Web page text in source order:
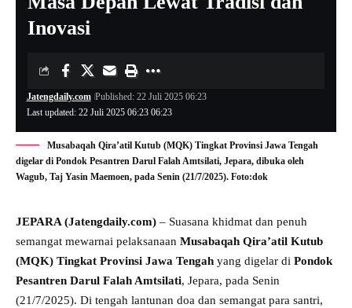
Inovasi
Last updated: 22 Juli 2025 06:23 06:23
Jatengdaily.com Published: 22 Juli 2025 06:23
Musabaqah Qira’atil Kutub (MQK) Tingkat Provinsi Jawa Tengah
digelar di Pondok Pesantren Darul Falah Amtsilati, Jepara, dibuka oleh
Wagub, Taj Yasin Maemoen, pada Senin (21/7/2025). Foto:dok
JEPARA (Jatengdaily.com) – Suasana khidmat dan penuh
semangat mewarnai pelaksanaan Musabaqah Qira’atil Kutub
(MQK) Tingkat Provinsi Jawa Tengah yang digelar di Pondok
Pesantren Darul Falah Amtsilati, Jepara, pada Senin
(21/7/2025). Di tengah lantunan doa dan semangat para santri,